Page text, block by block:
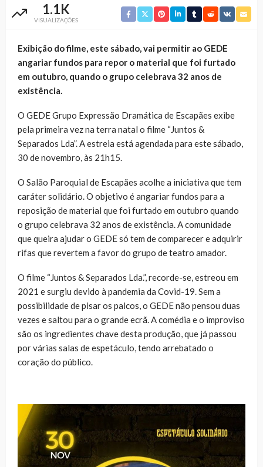
1.1K
VISUALIZAÇÕES
Exibição do filme, este sábado, vai permitir ao GEDE
angariar fundos para repor o material que foi furtado
em outubro, quando o grupo celebrava 32 anos de
existência.
O GEDE Grupo Expressão Dramática de Escapães exibe
pela primeira vez na terra natal o filme “Juntos &
Separados Lda”. A estreia está agendada para este sábado,
30 de novembro, às 21h15.
O Salão Paroquial de Escapães acolhe a iniciativa que tem
caráter solidário. O objetivo é angariar fundos para a
reposição de material que foi furtado em outubro quando
o grupo celebrava 32 anos de existência. A comunidade
que queira ajudar o GEDE só tem de comparecer e adquirir
rifas que revertem a favor do grupo de teatro amador.
O filme “Juntos & Separados Lda.”, recorde-se, estreou em
2021 e surgiu devido à pandemia da Covid-19. Sem a
possibilidade de pisar os palcos, o GEDE não pensou duas
vezes e saltou para o grande ecrã. A comédia e o improviso
são os ingredientes chave desta produção, que já passou
por várias salas de espetáculo, tendo arrebatado o
coração do público.